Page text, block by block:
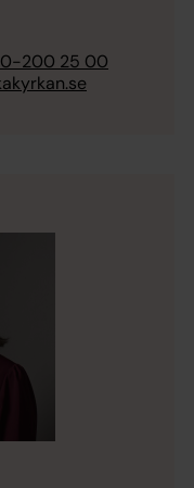
200 25 00